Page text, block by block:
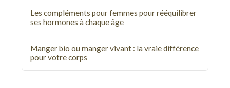
Les compléments pour femmes pour rééquilibrer
ses hormones à chaque âge
Manger bio ou manger vivant : la vraie différence
pour votre corps